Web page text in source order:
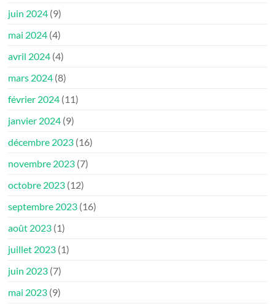
juin 2024 (9)
mai 2024 (4)
avril 2024 (4)
mars 2024 (8)
février 2024 (11)
janvier 2024 (9)
décembre 2023 (16)
novembre 2023 (7)
octobre 2023 (12)
septembre 2023 (16)
août 2023 (1)
juillet 2023 (1)
juin 2023 (7)
mai 2023 (9)